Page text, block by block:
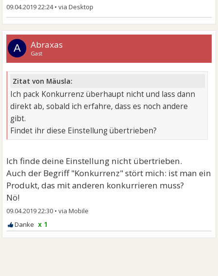
09.04.2019 22:24•
A Abraxas
Gast
Zitat von Mäusla:
Ich pack Konkurrenz überhaupt nicht und lass dann
direkt ab, sobald ich erfahre, dass es noch andere
gibt.
Findet ihr diese Einstellung übertrieben?
Ich finde deine Einstellung nicht übertrieben.
Auch der Begriff "Konkurrenz" stört mich: ist man ein
Produkt, das mit anderen konkurrieren muss?
Nö!
09.04.2019 22:30 •
x 1